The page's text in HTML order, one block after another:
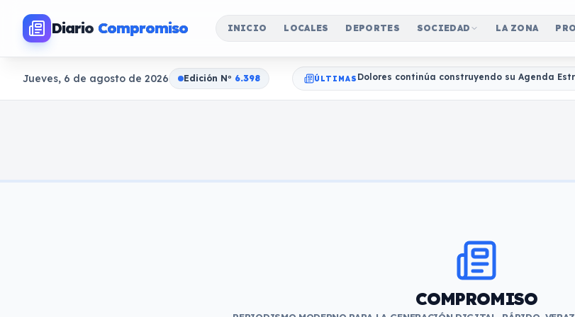
Diario Compromiso INICIO LOCALES DEPORTES SOCIEDAD LA ZONA
Jueves, 6 de agosto de 2026 Edición No 6.398 ÚLTIMAS Dolores continúa construyendo su Agenda
COMPROMISO